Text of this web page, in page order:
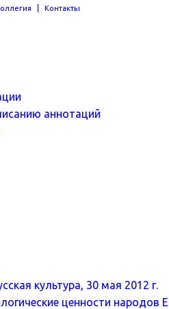
Контакты
аннотаций
культура, 30 мая 2012 г.
ценности народов